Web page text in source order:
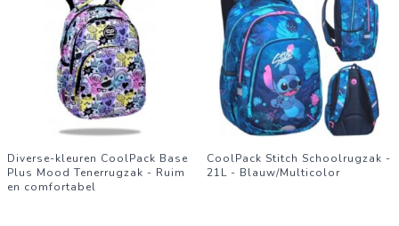
Diverse-kleuren CoolPack Base
Plus Mood Tenerrugzak - Ruim
en comfortabel
CoolPack Stitch Schoolrugzak -
21L - Blauw/Multicolor